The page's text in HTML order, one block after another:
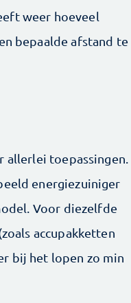
weer hoeveel
bepaalde afstand te
allerlei toepassingen.
energiezuiniger
Voor diezelfde
accupakketten
bij het lopen zo min